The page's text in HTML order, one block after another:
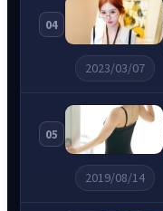
04
2023/03/07
05
2019/08/14